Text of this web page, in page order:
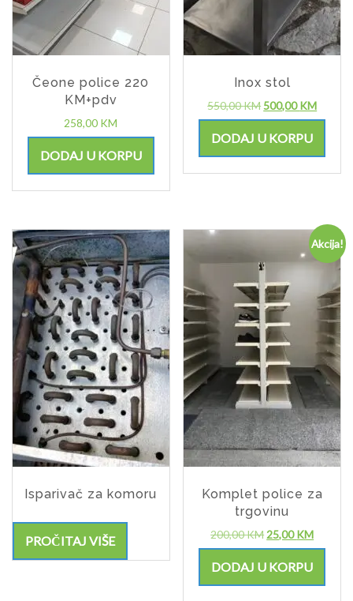
Čeone police 220
KM+pdv
258,00 KM
DODAJ U KORPU
Inox stol
550,00KM 500,00KM
DODAJ U KORPU
Isparivač za komoru
PROČITAJ VIŠE
Akcija!
Komplet police za
trgovinu
200,00KM 25,00KM
DODAJ U KORPU